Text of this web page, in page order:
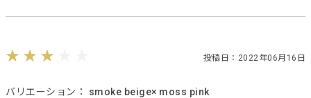
投稿日：2022年06月16日
バリエーション： smoke beige× moss pink